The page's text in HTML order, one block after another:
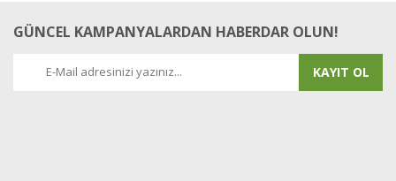
GÜNCEL KAMPANYALARDAN HABERDAR OLUN!
KAYIT OL